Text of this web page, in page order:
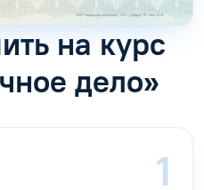
на курс
дело»